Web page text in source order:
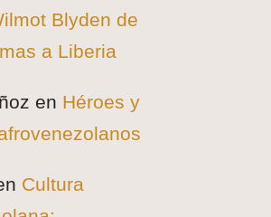
Blyden de
a Liberia
en Héroes y
Cultura